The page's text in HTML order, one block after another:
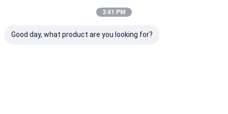
3:41 PM
Good day, what product are you looking for?